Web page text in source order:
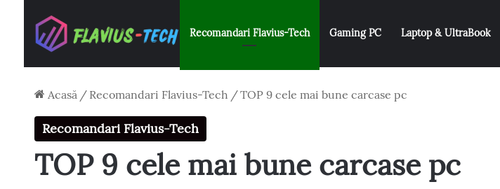
Recomandari Flavius-Tech Gaming PC Laptop & UltraBook
Acasă / Recomandari Flavius-Tech /TOP 9 cele mai bune carcase pc
Recomandari Flavius-Tech
TOP 9 cele mai bune carcase pc